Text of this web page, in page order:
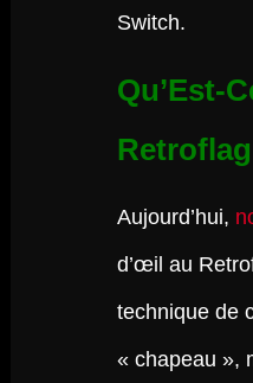
Switch.
Qu’Est-
Aujourd’hui,
d’œil au
technique de
« chapeau »,